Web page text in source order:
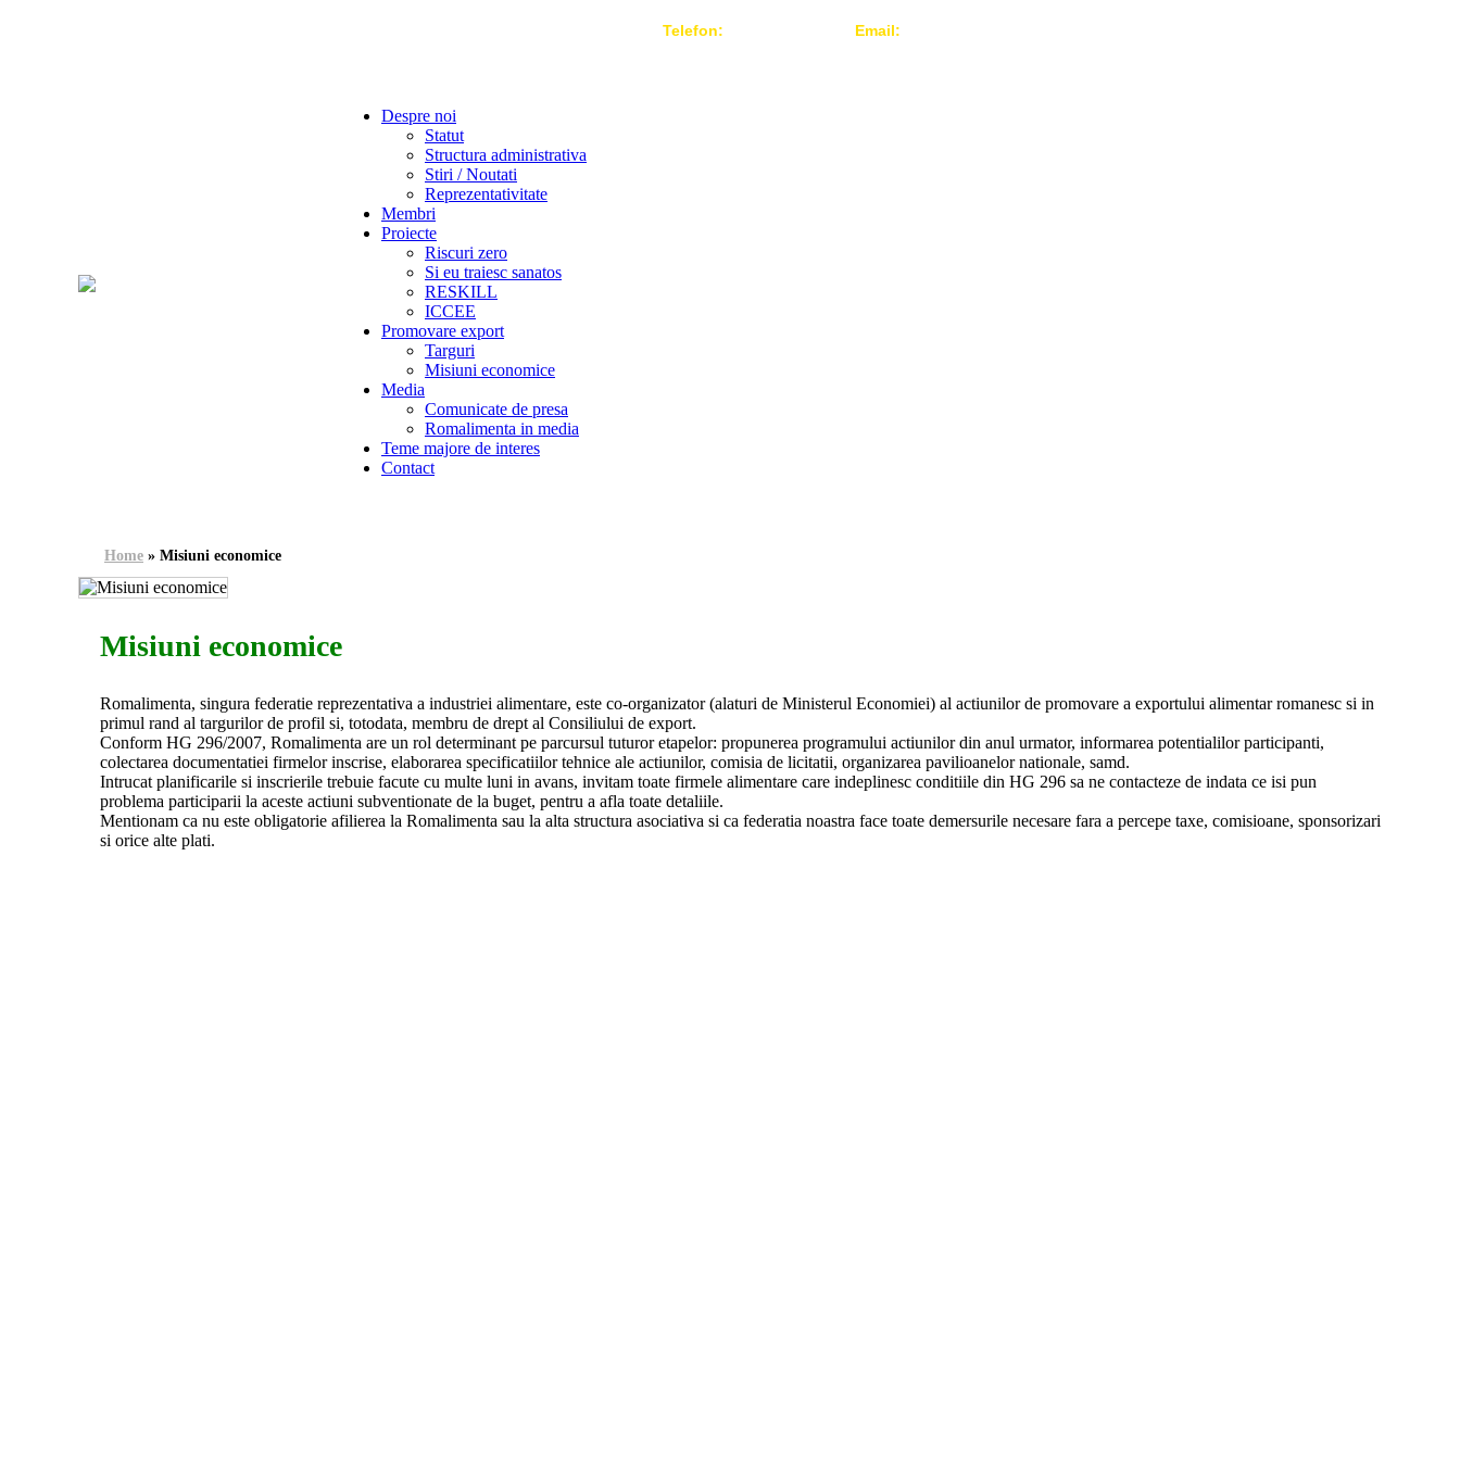
Telefon: Email:
Despre noi
Statut
Structura administrativa
Stiri / Noutati
Reprezentativitate
Membri
Proiecte
Riscuri zero
Si eu traiesc sanatos
RESKILL
ICCEE
Promovare export
Targuri
Misiuni economice
Media
Comunicate de presa
Romalimenta in media
Teme majore de interes
Contact
Home » Misiuni economice
Misiuni economice
Romalimenta, singura federatie reprezentativa a industriei alimentare, este co-organizator (alaturi de Ministerul Economiei) al actiunilor de promovare a exportului alimentar romanesc si in
primul rand al targurilor de profil si, totodata, membru de drept al Consiliului de export.
Conform HG 296/2007, Romalimenta are un rol determinant pe parcursul tuturor etapelor: propunerea programului actiunilor din anul urmator, informarea potentialilor participanti,
colectarea documentatiei firmelor inscrise, elaborarea specificatiilor tehnice ale actiunilor, comisia de licitatii, organizarea pavilioanelor nationale, samd.
Intrucat planificarile si inscrierile trebuie facute cu multe luni in avans, invitam toate firmele alimentare care indeplinesc conditiile din HG 296 sa ne contacteze de indata ce isi pun
problema participarii la aceste actiuni subventionate de la buget, pentru a afla toate detaliile.
Mentionam ca nu este obligatorie afilierea la Romalimenta sau la alta structura asociativa si ca federatia noastra face toate demersurile necesare fara a percepe taxe, comisioane, sponsorizari
si orice alte plati.